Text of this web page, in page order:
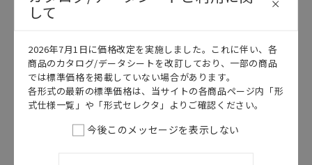
商品に接続される推奨機器等、現在では入手困難なも
のもそのまま記載しています。・誤字、脱字が含まれ
記載されているサービス内容や連絡先等は作成当時の
ものであり、変更・改定させていただいている可能性
があります。改めて当サイトの掲載内容をご確認のう
え、ご用命下さいますようお願いいたします。
して
2026年7月1日に価格改定を実施しました。これに伴い、各
商品のカタログ/データシートを改訂しており、一部の商品
では標準価格を掲載していない場合があります。
各形式の最新の標準価格は、当サイトの各商品ページ内「形
式仕様一覧」や「形式セレクタ」よりご確認ください。
今後このメッセージを表示しない